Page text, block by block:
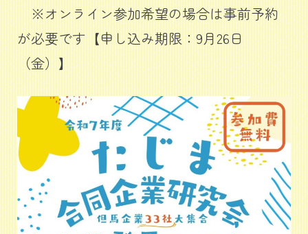
※オンライン参加希望の場合は事前予約
が必要です【申し込み期限：9月26日
（金）】